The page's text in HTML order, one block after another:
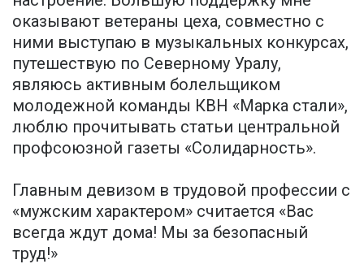
оказывают ветераны цеха, совместно с
ними выступаю в музыкальных конкурсах,
путешествую по Северному Уралу,
являюсь активным болельщиком
молодежной команды КВН «Марка стали»,
люблю прочитывать статьи центральной
профсоюзной газеты «Солидарность».
Главным девизом в трудовой профессии с
«мужским характером» считается «Вас
всегда ждут дома! Мы за безопасный
труд!»